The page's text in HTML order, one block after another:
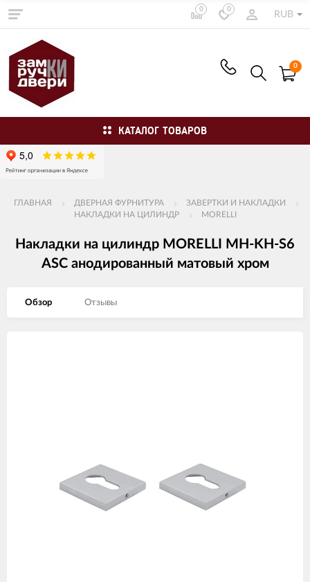
0 0
RUB
0
КАТАЛОГ ТОВАРОВ
ГЛАВНАЯ ДВЕРНАЯ ФУРНИТУРА
ЗАВЕРТКИ И НАКЛАДКИ
НАКЛАДКИ НА ЦИЛИНДР
MORELLI
Накладки на цилиндр MORELLI MH-KH-S6
ASC анодированный матовый хром
Обзор Отзывы